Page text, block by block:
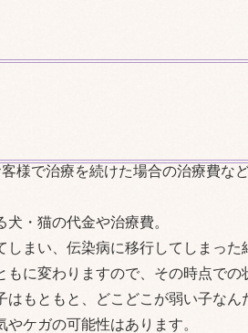
様で治療を続けた場合の治療費など
・猫の代金や治療費。
まい、伝染病に移行してしまった
に変わりますので、その時点での
もともと、どこどこが弱い子な
ケガの可能性はあります。